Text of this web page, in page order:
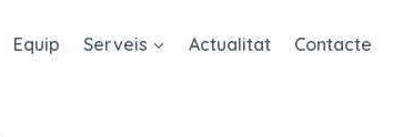
Equip Serveis Actualitat Contacte